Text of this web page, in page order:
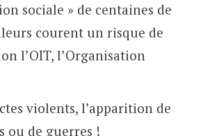
sociale » de centaines de
courent un risque de
l’OIT, l’Organisation
violents, l’apparition de
ou de guerres !